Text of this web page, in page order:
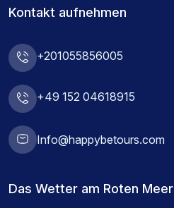
Kontakt aufnehmen
+201055856005
+49 152 04618915
Info@happybetours.com
Das Wetter am Roten Meer